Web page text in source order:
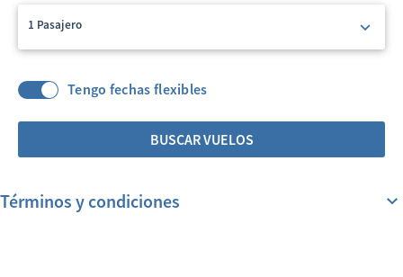
1 Pasajero
Tengo fechas flexibles
BUSCAR VUELOS
Términos y condiciones